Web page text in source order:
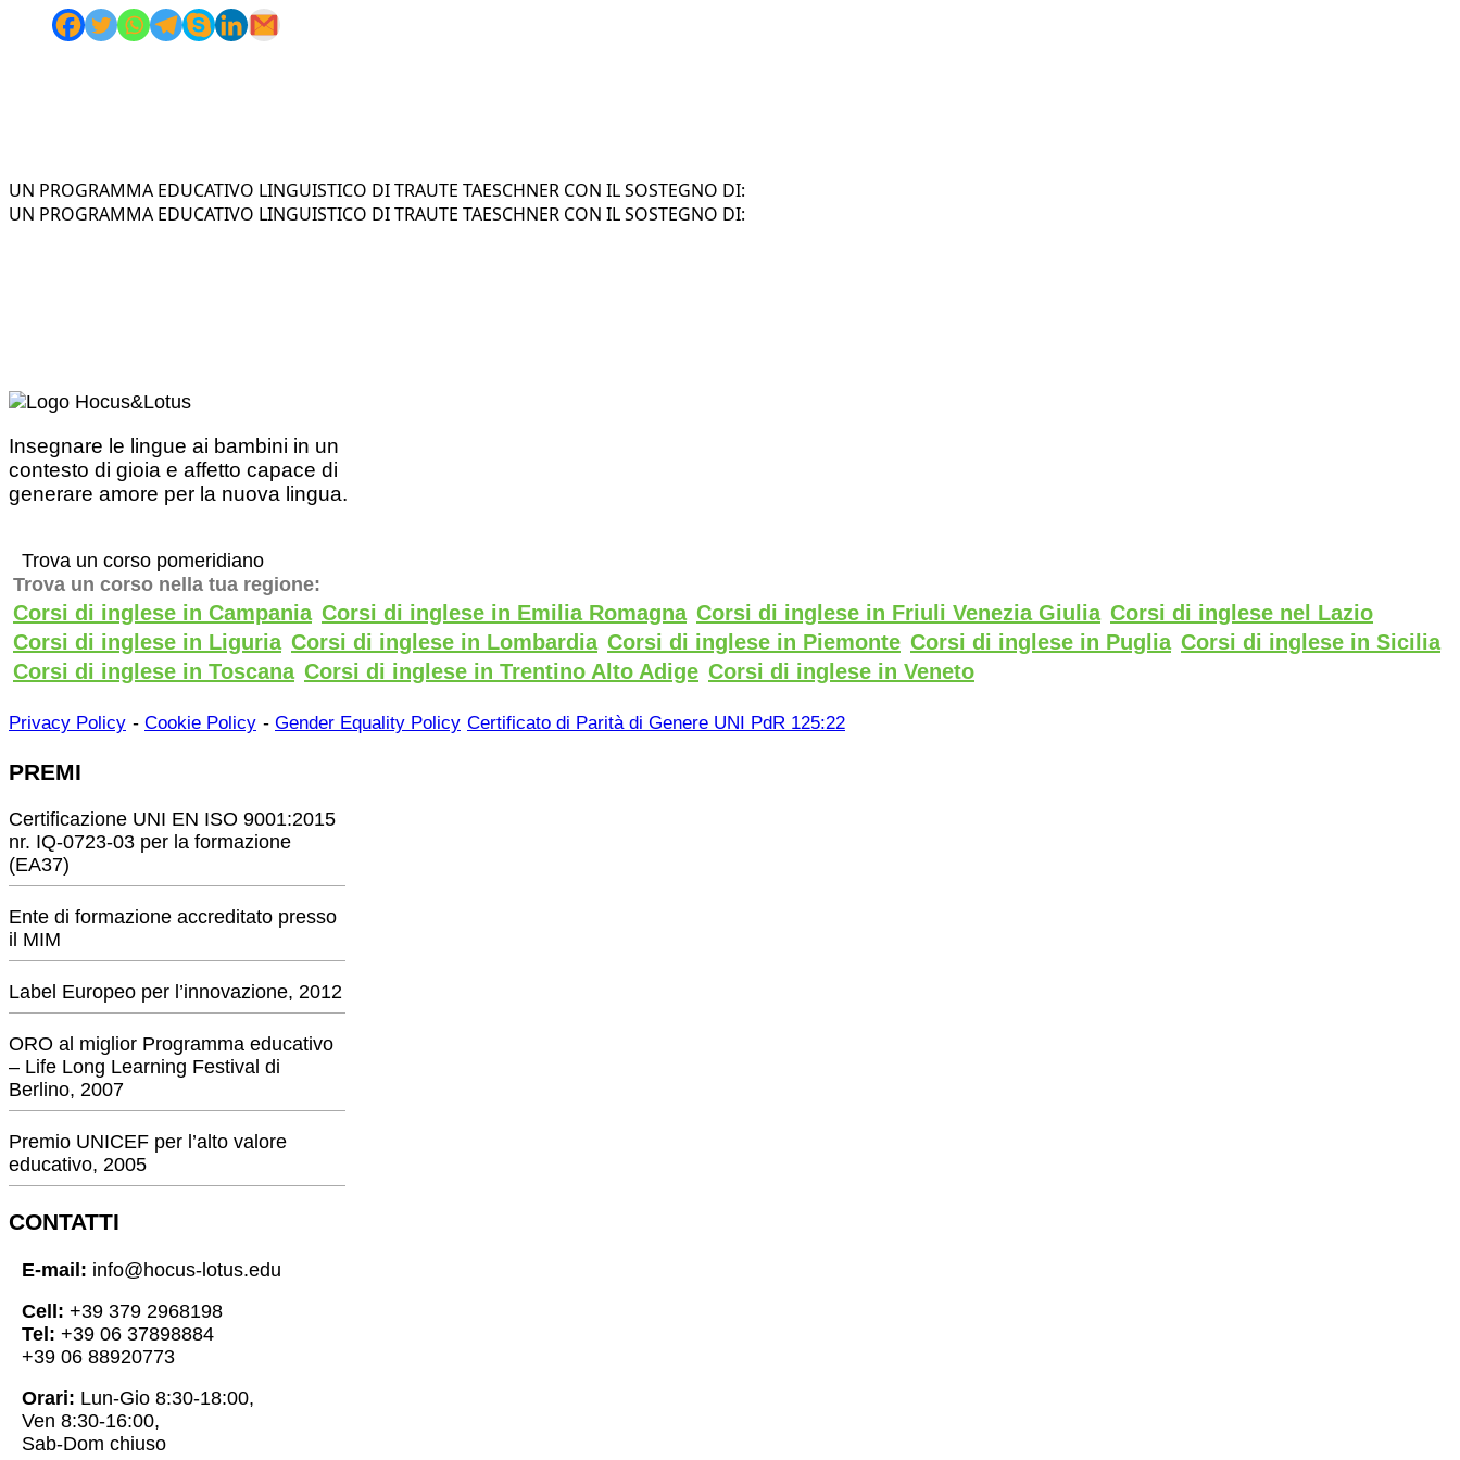
UN PROGRAMMA EDUCATIVO LINGUISTICO DI TRAUTE TAESCHNER CON IL SOSTEGNO DI:
UN PROGRAMMA EDUCATIVO LINGUISTICO DI TRAUTE TAESCHNER CON IL SOSTEGNO DI:
Insegnare le lingue ai bambini in un
contesto di gioia e affetto capace di
generare amore per la nuova lingua.
Trova un corso pomeridiano
Trova un corso nella tua regione:
Corsi di inglese in Campania Corsi di inglese in Emilia Romagna Corsi di inglese in Friuli Venezia Giulia Corsi di inglese nel Lazio
Corsi di inglese in Liguria Corsi di inglese in Lombardia Corsi di inglese in Piemonte Corsi di inglese in Puglia Corsi di inglese in Sicilia
Corsi di inglese in Toscana Corsi di inglese in Trentino Alto Adige Corsi di inglese in Veneto
Privacy Policy - Cookie Policy - Gender Equality Policy Certificato di Parità di Genere UNI PdR 125:22
PREMI
Certificazione UNI EN ISO 9001:2015
nr. IQ-0723-03 per la formazione
(EA37)
Ente di formazione accreditato presso
il MIM
Label Europeo per l’innovazione, 2012
ORO al miglior Programma educativo
– Life Long Learning Festival di
Berlino, 2007
Premio UNICEF per l’alto valore
educativo, 2005
CONTATTI
E-mail: info@hocus-lotus.edu
Cell: +39 379 2968198
Tel: +39 06 37898884
+39 06 88920773
Orari: Lun-Gio 8:30-18:00,
Ven 8:30-16:00,
Sab-Dom chiuso